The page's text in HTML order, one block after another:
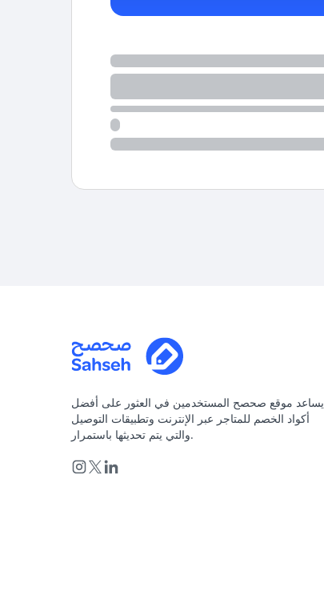
يساعد موقع صحصح المستخدمين في العثور على أفضل
أكواد الخصم للمتاجر عبر الإنترنت وتطبيقات التوصيل
والتي يتم تحديثها باستمرار.